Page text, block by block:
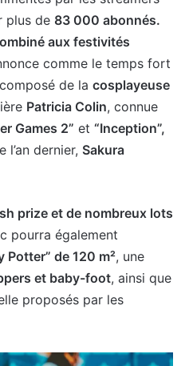
plus de 83 000 abonnés.
aux festivités
comme le temps fort
de la cosplayeuse
Patricia Colin, connue
Games 2” et “Inception”,
l’an dernier, Sakura
prize et de nombreux lots
pourra également
Potter” de 120 m², une
et baby-foot, ainsi que
proposés par les